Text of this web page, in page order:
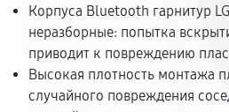
Корпуса Bluetooth гарнитур
неразборные: попытка
приводит к повреждению
Высокая плотность монтажа
случайного повреждения